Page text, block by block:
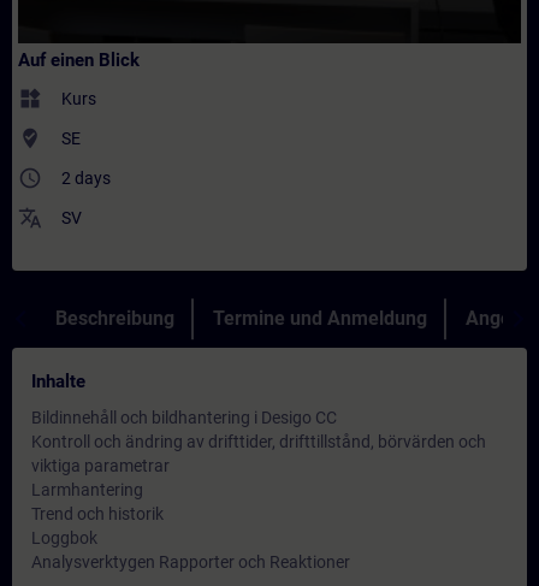
Auf einen Blick
widgets Kurs
where_to_vote SE
access_time 2 days
translate SV
Beschreibung Termine und Anmeldung Angebot
Inhalte
Bildinnehåll och bildhantering i Desigo CC
Kontroll och ändring av drifttider, drifttillstånd, börvärden och
viktiga parametrar
Larmhantering
Trend och historik
Loggbok
Analysverktygen Rapporter och Reaktioner